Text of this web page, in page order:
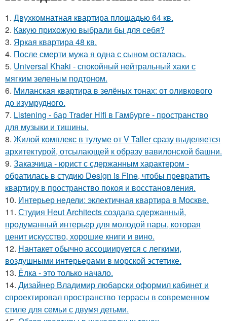
1. Двухкомнатная квартира площадью 64 кв.
2. Какую прихожую выбрали бы для себя?
3. Яркая квартира 48 кв.
4. После смерти мужа я одна с сыном осталась.
5. Universal Khaki - спокойный нейтральный хаки с
мягким зеленым подтоном.
6. Миланская квартира в зелёных тонах: от оливкового
до изумрудного.
7. Listening - бар Trader Hifi в Гамбурге - пространство
для музыки и тишины.
8. Жилой комплекс в тулуме от V Taller сразу выделяется
архитектурой, отсылающей к образу вавилонской башни.
9. Заказчица - юрист с сдержанным характером -
обратилась в студию Design is Fine, чтобы превратить
квартиру в пространство покоя и восстановления.
10. Интерьер недели: эклектичная квартира в Москве.
11. Студия Heut Architects создала сдержанный,
продуманный интерьер для молодой пары, которая
ценит искусство, хорошие книги и вино.
12. Нантакет обычно ассоциируется с легкими,
воздушными интерьерами в морской эстетике.
13. Ёлка - это только начало.
14. Дизайнер Владимир любарски оформил кабинет и
спроектировал пространство террасы в современном
стиле для семьи с двумя детьми.